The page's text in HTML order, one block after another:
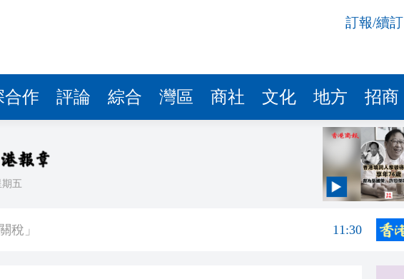
訂報/續訂
合作 評論 綜合 灣區 商社 文化 地方 招商
期五
板指漲1.75%
11:40